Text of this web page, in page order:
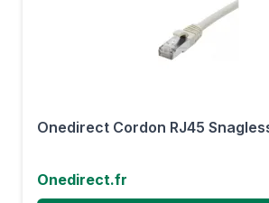
Onedirect Cordon RJ45
Onedirect.fr